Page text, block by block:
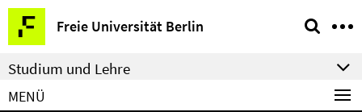
Springe
direkt
zu
Inhalt
Freie Universität Berlin
Service-
Navigation
Studium und Lehre
MENÜ